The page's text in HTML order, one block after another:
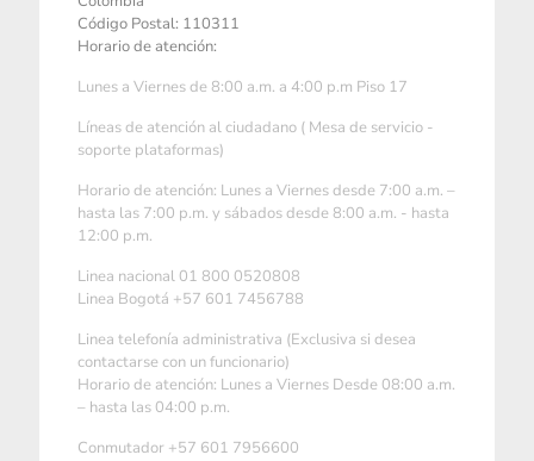
Código Postal: 110311
Horario de atención:
Lunes a Viernes de 8:00 a.m. a 4:00 p.m Piso 17
Líneas de atención al ciudadano ( Mesa de servicio -
soporte plataformas)
Horario de atención: Lunes a Viernes desde 7:00 a.m. –
hasta las 7:00 p.m. y sábados desde 8:00 a.m. - hasta
12:00 p.m.
Linea nacional 01 800 0520808
Linea Bogotá +57 601 7456788
Linea telefonía administrativa (Exclusiva si desea
contactarse con un funcionario)
Horario de atención: Lunes a Viernes Desde 08:00 a.m.
– hasta las 04:00 p.m.
Conmutador +57 601 7956600